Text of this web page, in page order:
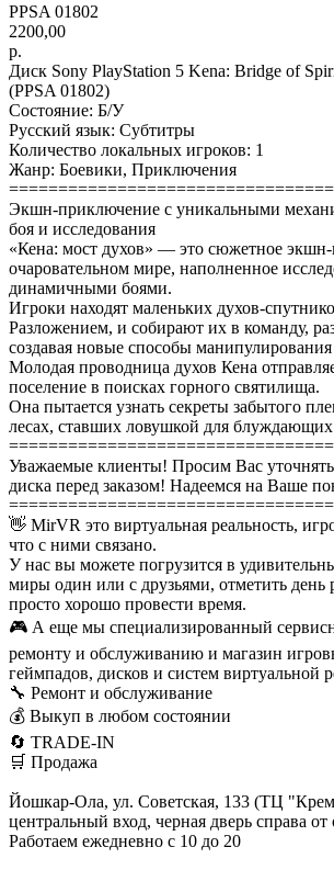
PPSA 01802
2200,00
р.
Диск Sony PlayStation 5 Kena: Bridge of
(PPSA 01802)
Состояние: Б/У
Русский язык: Субтитры
Количество локальных игроков: 1
Жанр: Боевики, Приключения
Экшн-приключение с уникальными
боя и исследования
«Кена: мост духов» — это сюжетное
очаровательном мире, наполненное
динамичными боями.
Игроки находят маленьких духов-
Разложением, и собирают их в команду,
создавая новые способы
Молодая проводница духов Кена
поселение в поисках горного святилища.
Она пытается узнать секреты забытого
лесах, ставших ловушкой для блуждающих
Уважаемые клиенты! Просим Вас
диска перед заказом! Надеемся на Ваше
👋 MirVR это виртуальная реальность,
что с ними связано.
У нас вы можете погрузится в
миры один или с друзьями, отметить день
просто хорошо провести время.
🎮 А еще мы специализированный
ремонту и обслуживанию и магазин
геймпадов, дисков и систем виртуальной
🔧 Ремонт и обслуживание
💰 Выкуп в любом состоянии
🔄 TRADE-IN
🛒 Продажа
Йошкар-Ола, ул. Советская, 133 (ТЦ
центральный вход, черная дверь справа
Работаем ежедневно с 10 до 20